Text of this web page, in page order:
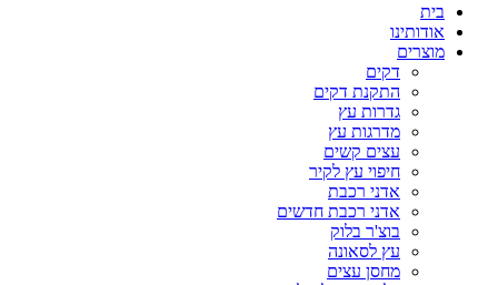
שנה לגופן נגיש/קריאבית
אודותינו
מוצרים
דקים
התקנת דקים
גדרות עץ
מדרגות עץ
עצים קשים
חיפוי עץ לקיר
אדני רכבת
אדני רכבת חדשים
בוצ'ר בלוק
עץ לסאונה
מחסן עצים